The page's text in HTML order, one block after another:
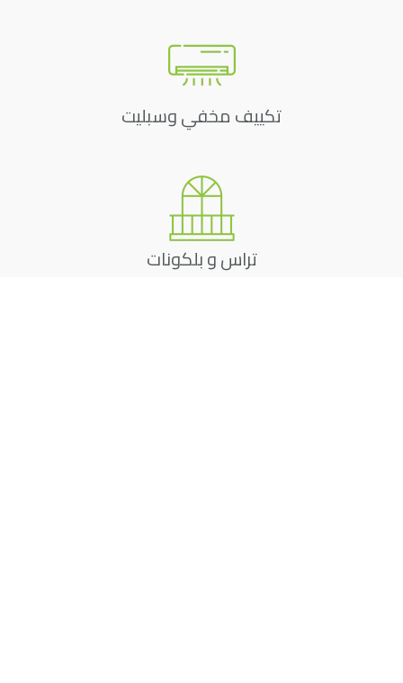
تكييف مخفي وسبليت
تراس و بلكونات